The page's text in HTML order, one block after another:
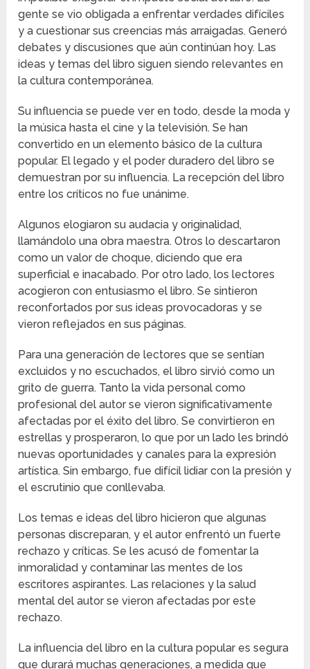
gente se vio obligada a enfrentar verdades difíciles
y a cuestionar sus creencias más arraigadas. Generó
debates y discusiones que aún continúan hoy. Las
ideas y temas del libro siguen siendo relevantes en
la cultura contemporánea.
Su influencia se puede ver en todo, desde la moda y
la música hasta el cine y la televisión. Se han
convertido en un elemento básico de la cultura
popular. El legado y el poder duradero del libro se
demuestran por su influencia. La recepción del libro
entre los críticos no fue unánime.
Algunos elogiaron su audacia y originalidad,
llamándolo una obra maestra. Otros lo descartaron
como un valor de choque, diciendo que era
superficial e inacabado. Por otro lado, los lectores
acogieron con entusiasmo el libro. Se sintieron
reconfortados por sus ideas provocadoras y se
vieron reflejados en sus páginas.
Para una generación de lectores que se sentían
excluidos y no escuchados, el libro sirvió como un
grito de guerra. Tanto la vida personal como
profesional del autor se vieron significativamente
afectadas por el éxito del libro. Se convirtieron en
estrellas y prosperaron, lo que por un lado les brindó
nuevas oportunidades y canales para la expresión
artística. Sin embargo, fue difícil lidiar con la presión y
el escrutinio que conllevaba.
Los temas e ideas del libro hicieron que algunas
personas discreparan, y el autor enfrentó un fuerte
rechazo y críticas. Se les acusó de fomentar la
inmoralidad y contaminar las mentes de los
escritores aspirantes. Las relaciones y la salud
mental del autor se vieron afectadas por este
rechazo.
La influencia del libro en la cultura popular es segura
que durará muchas generaciones, a medida que